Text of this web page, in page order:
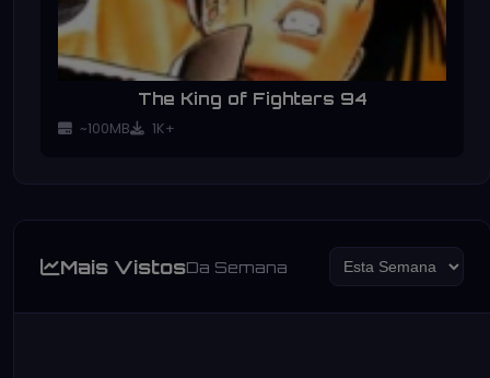
The King of Fighters 94
~100MB 1K+
Mais VistosDa Semana